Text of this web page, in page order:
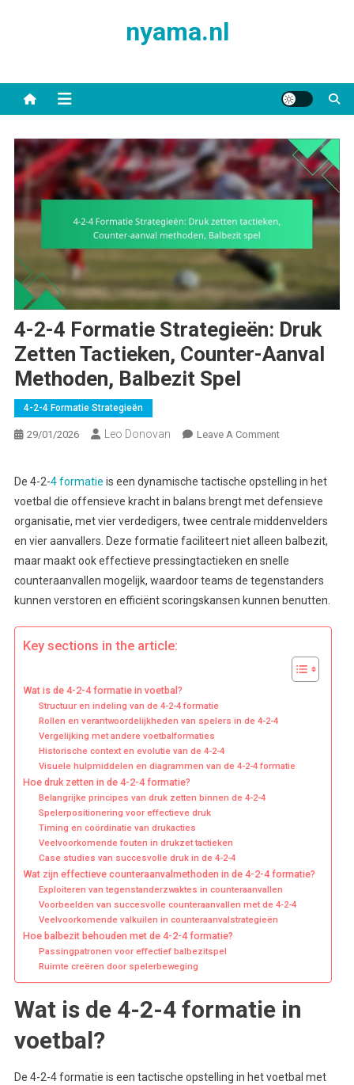
nyama.nl
4-2-4 Formatie Strategieën: Druk
Zetten Tactieken, Counter-Aanval
Methoden, Balbezit Spel
4-2-4 Formatie Strategieën
29/01/2026 Leo Donovan Leave A CommentOn
4
Formatie
Strategieën:
Druk
Zetten
Tactieken,
Counter-
Spel
De 4-2-4 formatie is een dynamische tactische opstelling in het
voetbal die offensieve kracht in balans brengt met defensieve
organisatie, met vier verdedigers, twee centrale middenvelders
en vier aanvallers. Deze formatie faciliteert niet alleen balbezit,
maar maakt ook effectieve pressingtactieken en snelle
counteraanvallen mogelijk, waardoor teams de tegenstanders
kunnen verstoren en efficiënt scoringskansen kunnen benutten.
Key sections in the article:
Wat is de 4-2-4 formatie in voetbal?
Structuur en indeling van de 4-2-4 formatie
Rollen en verantwoordelijkheden van spelers in de 4-2-4
Vergelijking met andere voetbalformaties
Historische context en evolutie van de 4-2-4
Visuele hulpmiddelen en diagrammen van de 4-2-4 formatie
Hoe druk zetten in de 4-2-4 formatie?
Belangrijke principes van druk zetten binnen de 4-2-4
Spelerpositionering voor effectieve druk
Timing en coördinatie van drukacties
Veelvoorkomende fouten in drukzet tactieken
Case studies van succesvolle druk in de 4-2-4
Wat zijn effectieve counteraanvalmethoden in de 4-2-4 formatie?
Exploiteren van tegenstanderzwaktes in counteraanvallen
Voorbeelden van succesvolle counteraanvallen met de 4-2-4
Veelvoorkomende valkuilen in counteraanvalstrategieën
Hoe balbezit behouden met de 4-2-4 formatie?
Passingpatronen voor effectief balbezitspel
Ruimte creëren door spelerbeweging
Wat is de 4-2-4 formatie in
voetbal?
De 4-2-4 formatie is een tactische opstelling in het voetbal met